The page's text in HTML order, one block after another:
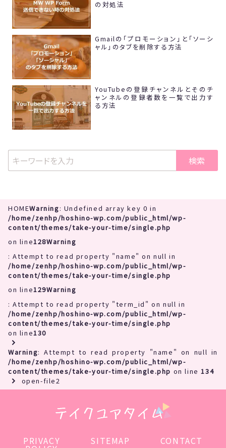
の対処法
Gmailの「プロモーション」と「ソーシ
ャル」のタブを削除する方法
YouTubeの登録チャンネルとそのチ
ャンネルの登録者数を一覧で出力す
る方法
検索
HOMEWarning: Undefined array key 0 in
/home/zenhp/hoshino-wp.com/public_html/wp-
content/themes/take-your-time/single.php
on line128Warning
: Attempt to read property "name" on null in
/home/zenhp/hoshino-wp.com/public_html/wp-
content/themes/take-your-time/single.php
on line129Warning
: Attempt to read property "term_id" on null in
/home/zenhp/hoshino-wp.com/public_html/wp-
content/themes/take-your-time/single.php
on line130
Warning: Attempt to read property "name" on null in
/home/zenhp/hoshino-wp.com/public_html/wp-
content/themes/take-your-time/single.php on line134
open-file2
PRIVACY SITEMAP CONTACT